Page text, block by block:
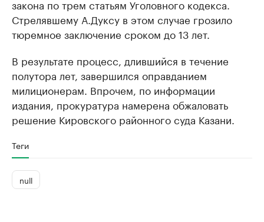
закона по трем статьям Уголовного кодекса.
Стрелявшему А.Дуксу в этом случае грозило
тюремное заключение сроком до 13 лет.
В результате процесс, длившийся в течение
полутора лет, завершился оправданием
милиционерам. Впрочем, по информации
издания, прокуратура намерена обжаловать
решение Кировского районного суда Казани.
Теги
null